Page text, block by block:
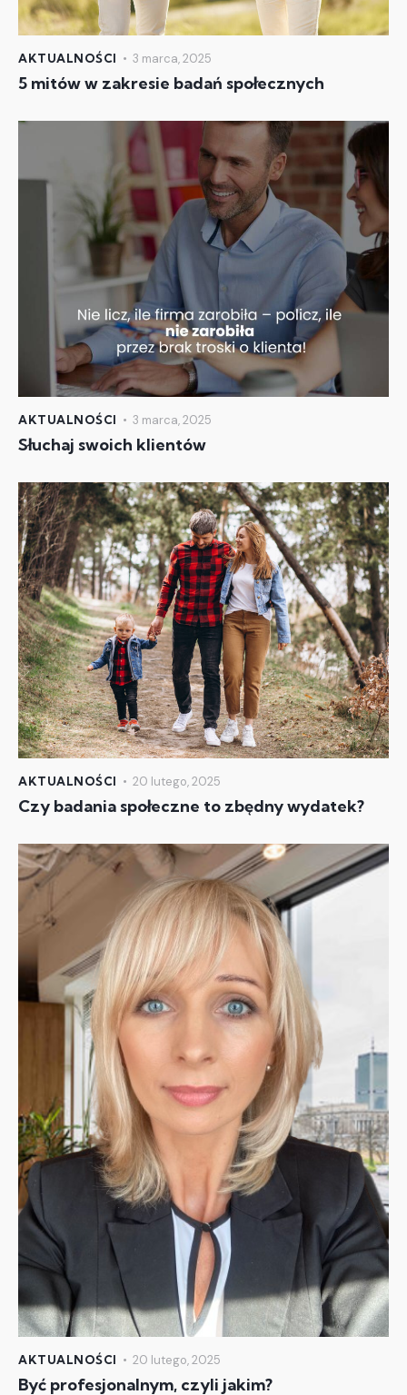
AKTUALNOŚCI 3 marca, 2025
5 mitów w zakresie badań społecznych
AKTUALNOŚCI 3 marca, 2025
Słuchaj swoich klientów
AKTUALNOŚCI 20 lutego, 2025
Czy badania społeczne to zbędny wydatek?
AKTUALNOŚCI 20 lutego, 2025
Być profesjonalnym, czyli jakim?